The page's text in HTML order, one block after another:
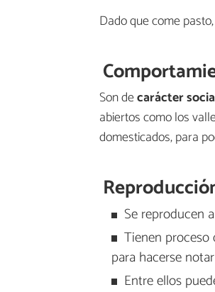
Dado que come
Son decarácter
abiertos como los
domesticados, para
Se reproducen a
Tienen proceso
para hacerse
Entre ellos